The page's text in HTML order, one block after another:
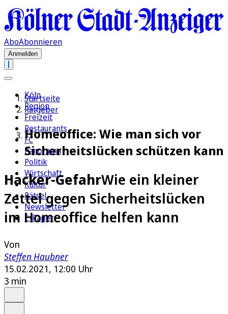
AboAbonnieren
Anmelden
Köln
Region
Freizeit
Restaurants
FC
Panorama
Politik
Wirtschaft
Kultur
Rätsel
Newsletter
E-Paper
Startseite
Ratgeber
Homeoffice: Wie man sich vor
Sicherheitslücken schützen kann
Hacker-GefahrWie ein kleiner
Zettel gegen Sicherheitslücken
im Homeoffice helfen kann
Von
Steffen Haubner
15.02.2021, 12:00 Uhr
3 min